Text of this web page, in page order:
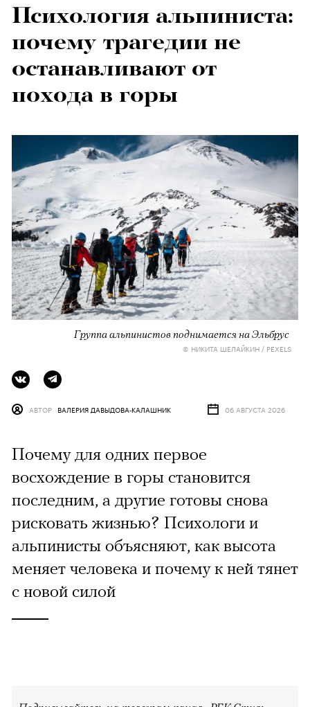
Психология альпиниста:
почему трагедии не
останавливают от
похода в горы
Группа альпинистов поднимается на Эльбрус
© НИКИТА ШЕЛАЙКИН / PEXELS
АВТОР ВАЛЕРИЯ ДАВЫДОВА-КАЛАШНИК 06 АВГУСТА 2026
Почему для одних первое
восхождение в горы становится
последним, а другие готовы снова
рисковать жизнью? Психологи и
альпинисты объясняют, как высота
меняет человека и почему к ней тянет
с новой силой